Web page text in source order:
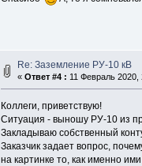
Re: Заземление РУ-10 кВ
« Ответ #4 : 11 Февраль 2020,
Коллеги, приветствую!
Ситуация - выношу РУ-10 из
Закладываю собственный
Заказчик задает вопрос,
на картинке то, как именно